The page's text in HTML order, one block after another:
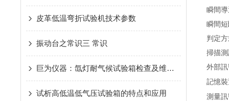
皮革低温弯折试验机技术参数
振动台之常识三 常识
巨为仪器：氙灯耐气候试验箱检查及维护保养1
试析高低温低气压试验箱的特点和应用
瞬間
瞬間
判定
掃描
外部
記憶
測量